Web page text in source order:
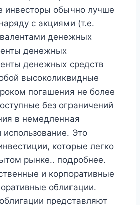
инвесторы обычно лучше
с акциями (т.е.
денежных
денежных
денежных средств
высоколиквидные
погашения не более
без ограничений
в немедленная
использование. Это
которые легко
рынке.. подробнее.
и корпоративные
облигации.
представляют